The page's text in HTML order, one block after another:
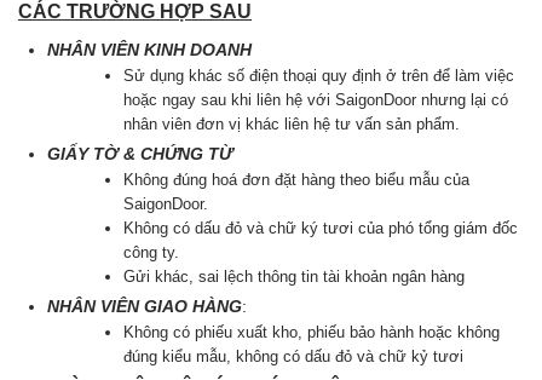
CÁC TRƯỜNG HỢP SAU
NHÂN VIÊN KINH DOANH
Sử dụng khác số điện thoại quy định ở trên để làm việc
hoặc ngay sau khi liên hệ với SaigonDoor nhưng lại có
nhân viên đơn vị khác liên hệ tư vấn sản phẩm.
GIẤY TỜ & CHỨNG TỪ
Không đúng hoá đơn đặt hàng theo biểu mẫu của
SaigonDoor.
Không có dấu đỏ và chữ ký tươi của phó tổng giám đốc
công ty.
Gửi khác, sai lệch thông tin tài khoản ngân hàng
NHÂN VIÊN GIAO HÀNG:
Không có phiếu xuất kho, phiếu bảo hành hoặc không
đúng kiểu mẫu, không có dấu đỏ và chữ kỷ tươi